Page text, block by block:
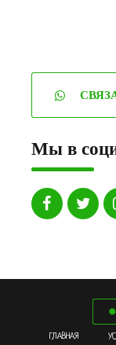
Мы в
ГЛАВНАЯ